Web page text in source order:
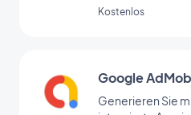
Kostenlos
Google AdMob
Generieren Sie